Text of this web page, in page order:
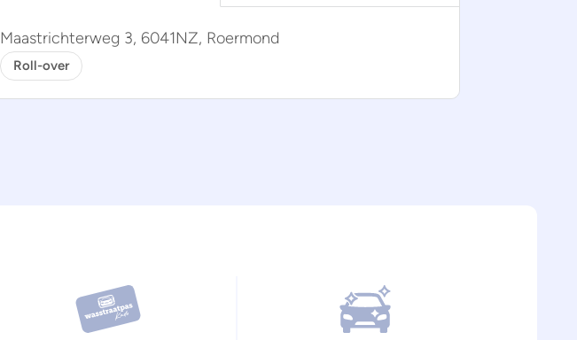
Maastrichterweg 3, 6041NZ, Roermond
Roll-over